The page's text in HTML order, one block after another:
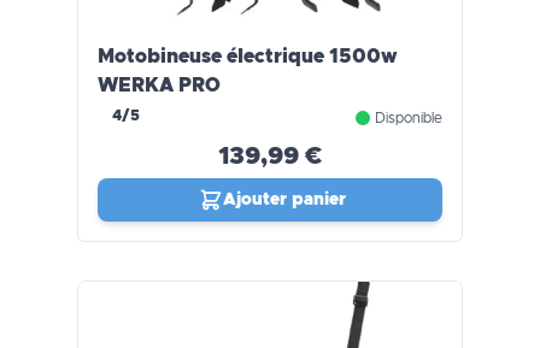
Motobineuse électrique 1500w
WERKA PRO
4/5 Disponible
139,99 €
Ajouter panier